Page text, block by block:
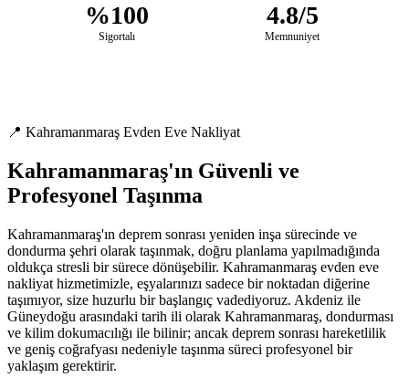
%100
Sigortalı
4.8/5
Memnuniyet
📍 Kahramanmaraş Evden Eve Nakliyat
Kahramanmaraş'ın Güvenli ve
Profesyonel Taşınma
Kahramanmaraş'ın deprem sonrası yeniden inşa sürecinde ve
dondurma şehri olarak taşınmak, doğru planlama yapılmadığında
oldukça stresli bir sürece dönüşebilir. Kahramanmaraş evden eve
nakliyat hizmetimizle, eşyalarınızı sadece bir noktadan diğerine
taşımıyor, size huzurlu bir başlangıç vadediyoruz. Akdeniz ile
Güneydoğu arasındaki tarih ili olarak Kahramanmaraş, dondurması
ve kilim dokumacılığı ile bilinir; ancak deprem sonrası hareketlilik
ve geniş coğrafyası nedeniyle taşınma süreci profesyonel bir
yaklaşım gerektirir.